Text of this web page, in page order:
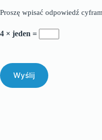
Proszę wpisać odpowiedź
4 × jeden =
Wyślij